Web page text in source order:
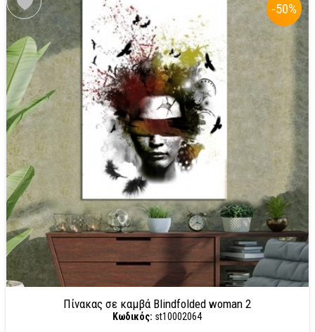
-50%
Πίνακας σε καμβά Blindfolded woman 2
Κωδικός: st10002064